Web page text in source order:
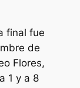
final fue
de
Flores,
1 y a 8